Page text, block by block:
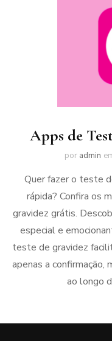
Apps de
por admin
Quer fazer o teste
rápida? Confira os
gravidez grátis.
especial e
teste de gravidez
apenas a confirmação,
ao longo